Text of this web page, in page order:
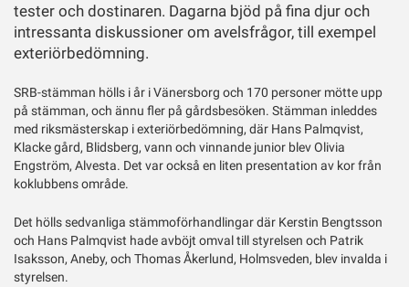
tester och dostinaren. Dagarna bjöd på fina djur och
intressanta diskussioner om avelsfrågor, till exempel
exteriörbedömning.
SRB-stämman hölls i år i Vänersborg och 170 personer mötte upp
på stämman, och ännu fler på gårdsbesöken. Stämman inleddes
med riksmästerskap i exteriörbedömning, där Hans Palmqvist,
Klacke gård, Blidsberg, vann och vinnande junior blev Olivia
Engström, Alvesta. Det var också en liten presentation av kor från
koklubbens område.
Det hölls sedvanliga stämmoförhandlingar där Kerstin Bengtsson
och Hans Palmqvist hade avböjt omval till styrelsen och Patrik
Isaksson, Aneby, och Thomas Åkerlund, Holmsveden, blev invalda i
styrelsen.